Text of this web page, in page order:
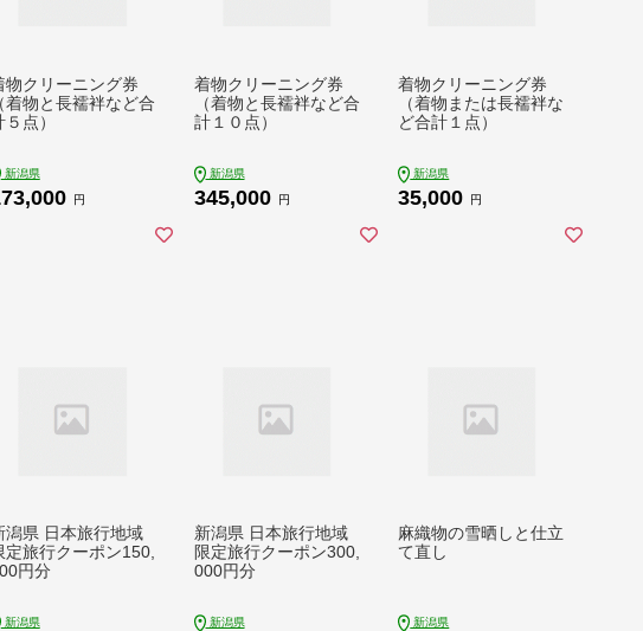
物クリーニング券
着物と長襦袢など合
５点）
新潟県
円
着物クリーニング券
（着物と長襦袢など合
計１０点）
新潟県
345,000 円
着物クリーニング券
（着物または長襦袢な
ど合計１点）
新潟県
35,000 円
潟県 日本旅行地域
定旅行クーポン150,
円分
新潟県
新潟県 日本旅行地域
限定旅行クーポン300,
000円分
新潟県
麻織物の雪晒しと仕立
て直し
新潟県